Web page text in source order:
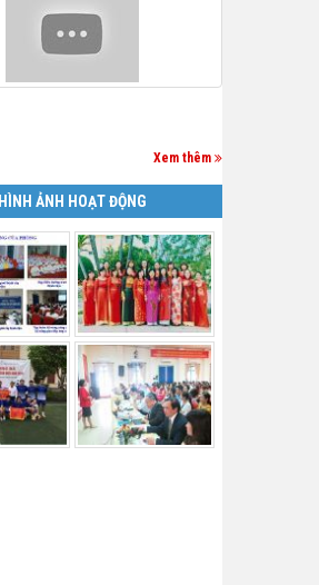
Xem thêm
HÌNH ẢNH HOẠT ĐỘNG